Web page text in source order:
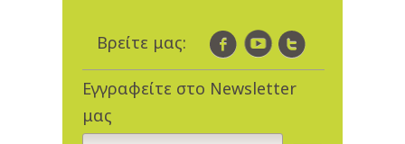
Βρείτε μας:
Εγγραφείτε στο Newsletter
μας